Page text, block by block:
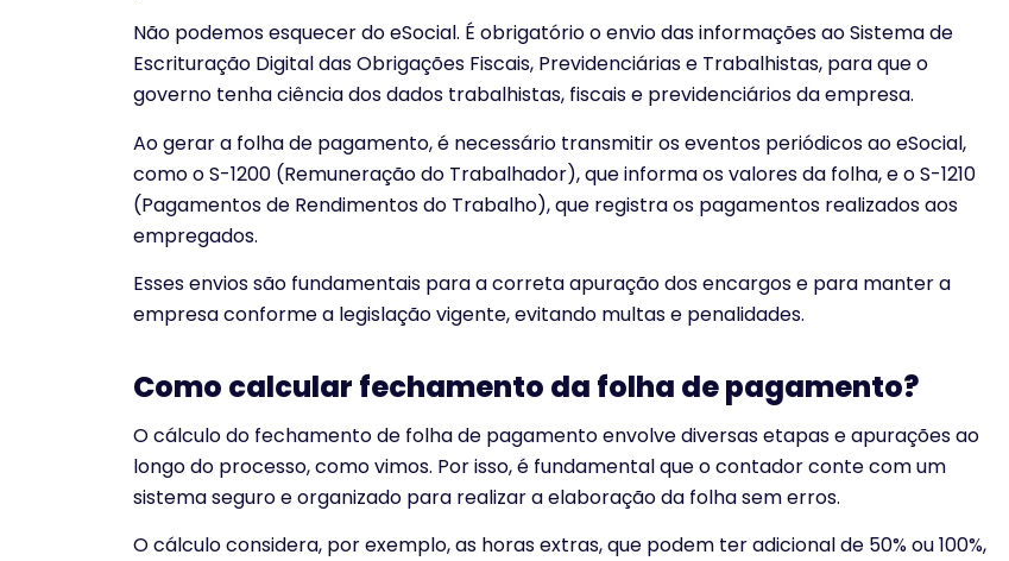
Não podemos esquecer do eSocial. É obrigatório o envio das informações ao Sistema de
Escrituração Digital das Obrigações Fiscais, Previdenciárias e Trabalhistas, para que o
governo tenha ciência dos dados trabalhistas, fiscais e previdenciários da empresa.
Ao gerar a folha de pagamento, é necessário transmitir os eventos periódicos ao eSocial,
como o S-1200 (Remuneração do Trabalhador), que informa os valores da folha, e o S-1210
(Pagamentos de Rendimentos do Trabalho), que registra os pagamentos realizados aos
empregados.
Esses envios são fundamentais para a correta apuração dos encargos e para manter a
empresa conforme a legislação vigente, evitando multas e penalidades.
Como calcular fechamento da folha de pagamento?
O cálculo do fechamento de folha de pagamento envolve diversas etapas e apurações ao
longo do processo, como vimos. Por isso, é fundamental que o contador conte com um
sistema seguro e organizado para realizar a elaboração da folha sem erros.
O cálculo considera, por exemplo, as horas extras, que podem ter adicional de 50% ou 100%,